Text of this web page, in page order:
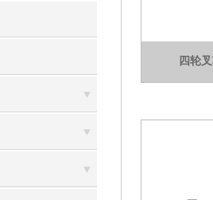
四轮